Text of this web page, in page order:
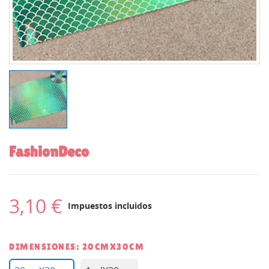
FashionDeco
3,10 € Impuestos incluidos
DIMENSIONES: 20CMX30CM